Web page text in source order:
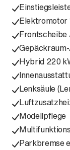
Elektromotor
Frontscheibe
Hybrid 220
Lenksäule
Modellpflege
Parkbremse